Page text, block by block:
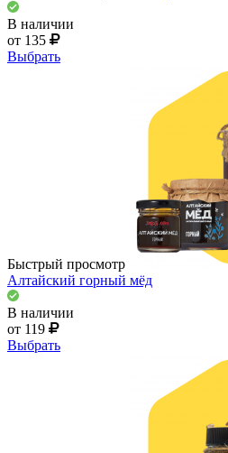
В наличии
от 135
Выбрать
Быстрый просмотр
Алтайский горный мёд
В наличии
от 119
Выбрать